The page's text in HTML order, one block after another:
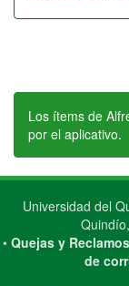
Los ítems de
por el aplicativo.
Universidad del
• Quejas y
de